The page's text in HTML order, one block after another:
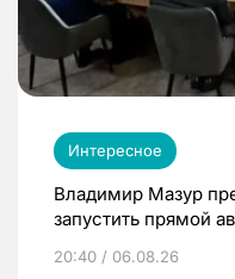
Интересное
Владимир Мазур
запустить прямой
20:40 / 06.08.26